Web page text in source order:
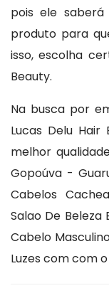
pois ele
produto para
isso, escolha
Beauty.
Na busca por
Lucas Delu
melhor
Gopoúva -
Cabelos
Salao De Beleza
Cabelo
Luzes com com